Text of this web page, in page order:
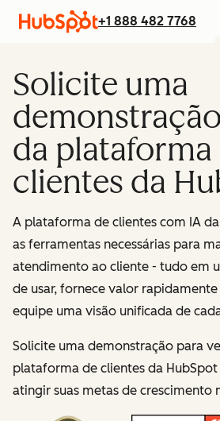
+1 888 482 7768
Solicite uma
da plataforma
clientes da
A plataforma de clientes com IA
as ferramentas necessárias para
atendimento ao cliente - tudo em
de usar, fornece valor
equipe uma visão unificada de
Solicite uma demonstração para
plataforma de clientes da
atingir suas metas de crescimento